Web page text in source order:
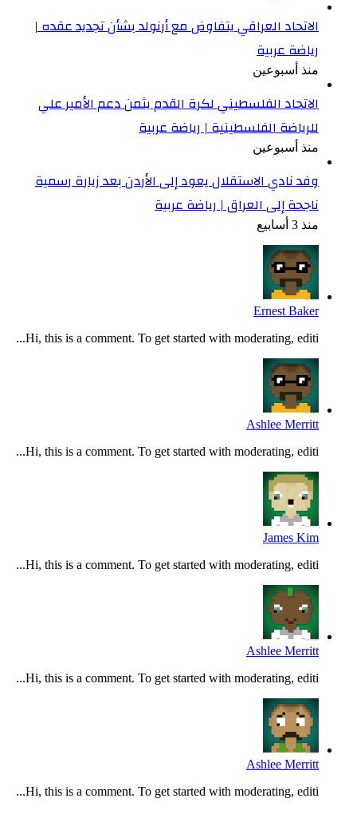
الاتحاد العراقي يتفاوض مع أرنولد بشأن تجديد عقده |
رياضة عربية
منذ أسبوعين
الاتحاد الفلسطيني لكرة القدم يثمن دعم الأمير علي
للرياضة الفلسطينية | رياضة عربية
منذ أسبوعين
وفد نادي الاستقلال يعود إلى الأردن بعد زيارة رسمية
ناجحة إلى العراق | رياضة عربية
منذ 3 أسابيع
Ernest Baker
Hi, this is a comment. To get started with moderating, editi...
Ashlee Merritt
Hi, this is a comment. To get started with moderating, editi...
James Kim
Hi, this is a comment. To get started with moderating, editi...
Ashlee Merritt
Hi, this is a comment. To get started with moderating, editi...
Ashlee Merritt
Hi, this is a comment. To get started with moderating, editi...